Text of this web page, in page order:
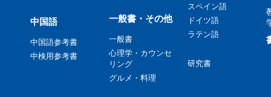
中国語
中国語参考書
中検用参考書
一般書・その他
一般書
心理学・カウンセ
リング
グルメ・料理
スペイン語
ドイツ語
ラテン語
研究書